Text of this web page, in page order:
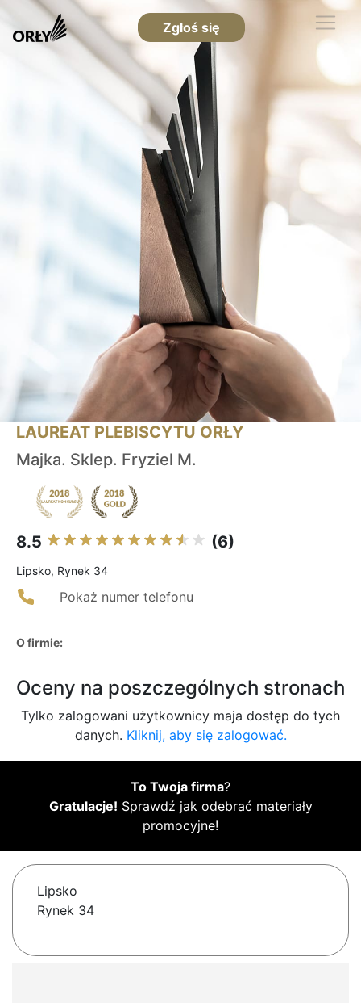
Zgłoś się
LAUREAT PLEBISCYTU ORŁY
Majka. Sklep. Fryziel M.
8.5 (6)
Lipsko, Rynek 34
Pokaż numer telefonu
O firmie:
Oceny na poszczególnych stronach
Tylko zalogowani użytkownicy maja dostęp do tych
danych. Kliknij, aby się zalogować.
To Twoja firma?
Gratulacje! Sprawdź jak odebrać materiały
promocyjne!
Lipsko
Rynek 34